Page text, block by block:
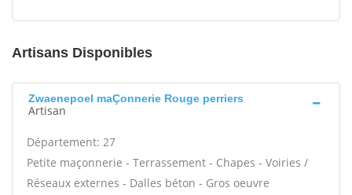
Artisans Disponibles
Zwaenepoel maÇonnerie Rouge perriers
Artisan
Département: 27
Petite maçonnerie - Terrassement - Chapes - Voiries /
Réseaux externes - Dalles béton - Gros oeuvre